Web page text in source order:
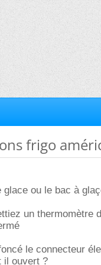
frigo
glace ou le bac à
un thermomètre
le connecteur
il ouvert ?